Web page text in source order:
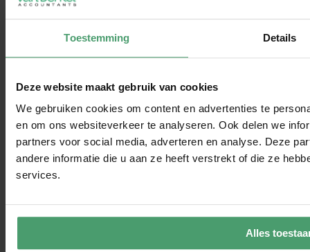
Toestemming Details
Deze website maakt gebruik van cookies
We gebruiken cookies om content en advertenties te
en om ons websiteverkeer te analyseren. Ook delen we
partners voor social media, adverteren en analyse. Deze
andere informatie die u aan ze heeft verstrekt of die ze
services.
Alles
"Sinds ik klant ben bij Van Berkel Accountants, kan ik van week tot
week op de hoogte zijn als ik dat wil. Ik ervaar een zeer lage
adviserende functie."
RBM Europe